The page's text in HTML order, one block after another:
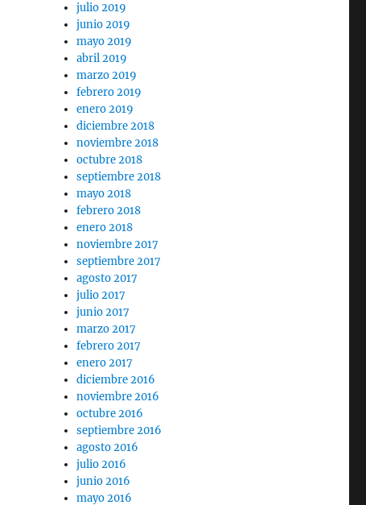
julio 2019
junio 2019
mayo 2019
abril 2019
marzo 2019
febrero 2019
enero 2019
diciembre 2018
noviembre 2018
octubre 2018
septiembre 2018
mayo 2018
febrero 2018
enero 2018
noviembre 2017
septiembre 2017
agosto 2017
julio 2017
junio 2017
marzo 2017
febrero 2017
enero 2017
diciembre 2016
noviembre 2016
octubre 2016
septiembre 2016
agosto 2016
julio 2016
junio 2016
mayo 2016